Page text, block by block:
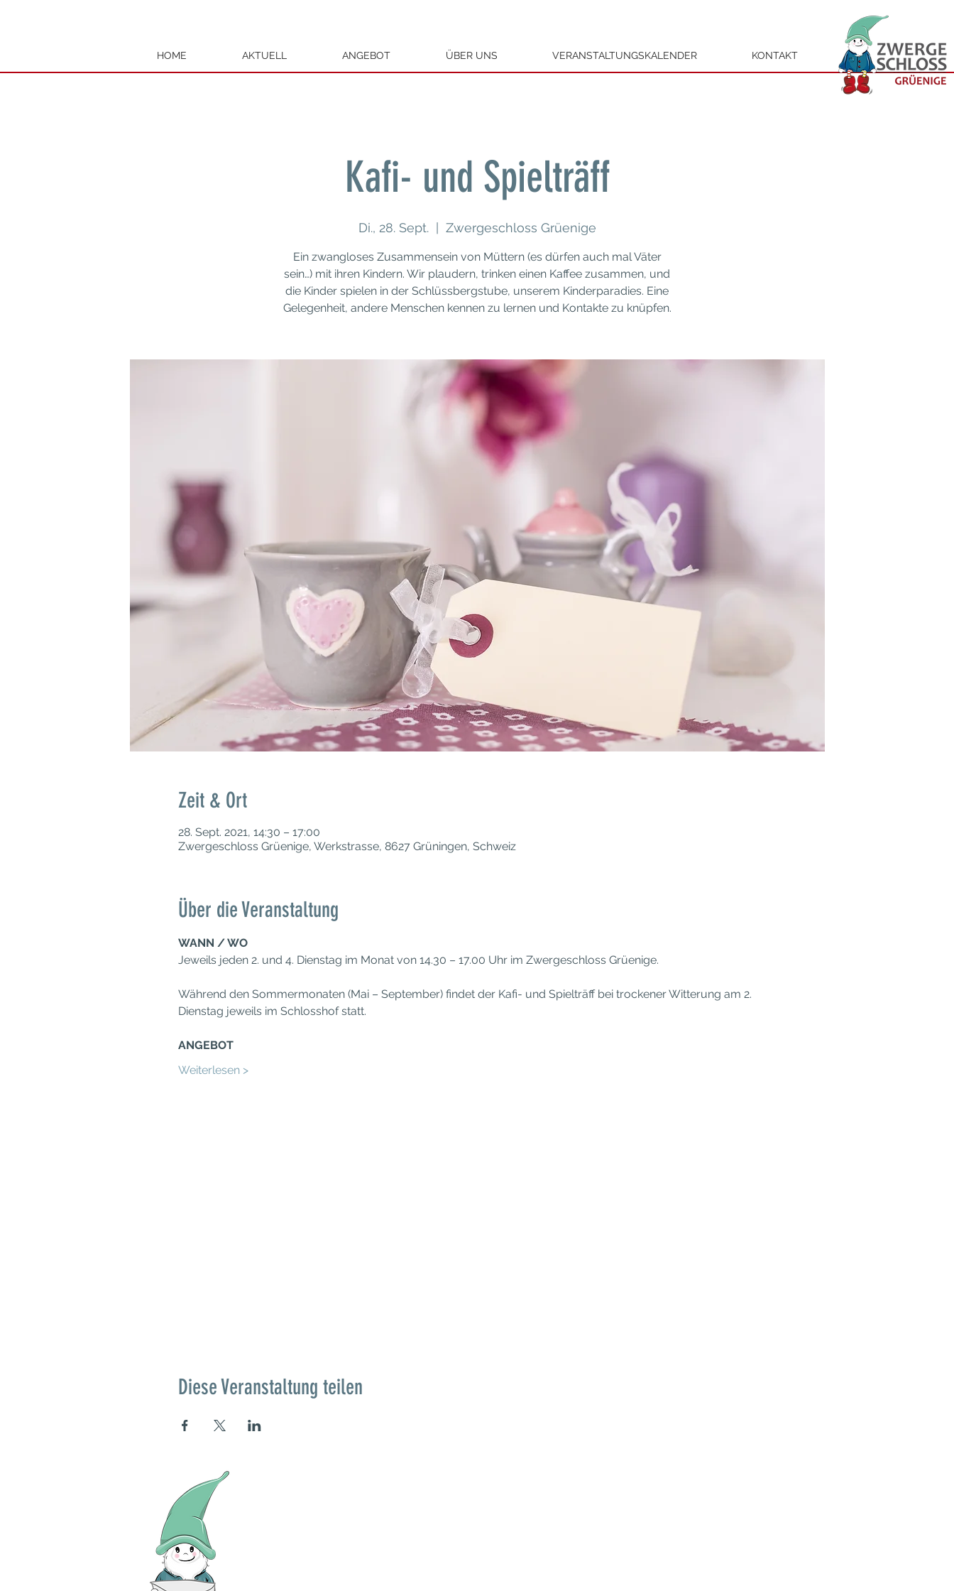
HOME AKTUELL ANGEBOT ÜBER UNS VERANSTALTUNGSKALENDER KONTAKT
Kafi- und Spielträff
Di., 28. Sept.
  |
Zwergeschloss Grüenige
Ein zwangloses Zusammensein von Müttern (es dürfen auch mal Väter
sein…) mit ihren Kindern. Wir plaudern, trinken einen Kaffee zusammen, und
die Kinder spielen in der Schlüssbergstube, unserem Kinderparadies. Eine
Gelegenheit, andere Menschen kennen zu lernen und Kontakte zu knüpfen.
Zeit & Ort
28. Sept. 2021, 14:30 – 17:00
Zwergeschloss Grüenige, Werkstrasse, 8627 Grüningen, Schweiz
Über die Veranstaltung
WANN / WO
Jeweils jeden 2. und 4. Dienstag im Monat von 14.30 – 17.00 Uhr im Zwergeschloss Grüenige.
Während den Sommermonaten (Mai – September) findet der Kafi- und Spielträff bei trockener Witterung am 2.
Dienstag jeweils im Schlosshof statt.
ANGEBOT
Weiterlesen >
Diese Veranstaltung teilen